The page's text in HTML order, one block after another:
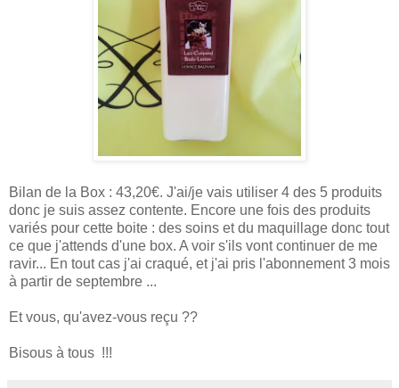
Bilan de la Box : 43,20€. J'ai/je vais utiliser 4 des 5 produits
donc je suis assez contente. Encore une fois des produits
variés pour cette boite : des soins et du maquillage donc tout
ce que j'attends d'une box. A voir s'ils vont continuer de me
ravir... En tout cas j'ai craqué, et j'ai pris l'abonnement 3 mois
à partir de septembre ...
Et vous, qu'avez-vous reçu ??
Bisous à tous !!!